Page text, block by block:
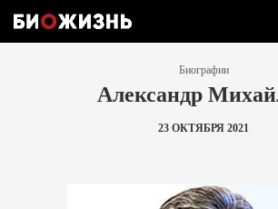
Биографии
Александр
23 ОКТЯБРЯ 2021